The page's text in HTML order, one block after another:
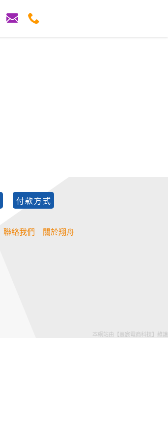
付款方式
聯絡我們 關於翔舟
本網站由【豐宸電商科技】維護